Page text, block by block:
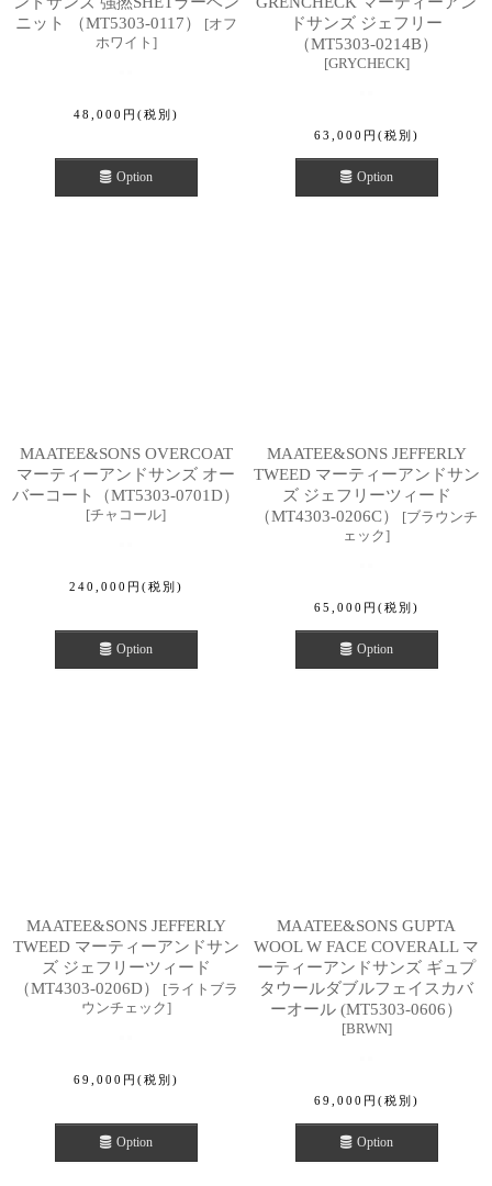
ニット （MT5303-0117）
[オフ
ホワイト ]
48,000 円 (税別)
Option
ドサンズ ジェフリー
（MT5303-0214B）
[GRYCHECK]
63,000 円 (税別)
Option
MAATEE&SONS OVERCOAT
マーティーアンドサンズ オー
バーコート（MT5303-0701D）
[チャコール]
240,000 円 (税別)
Option
MAATEE&SONS JEFFERLY
TWEED マーティーアンドサン
ズ ジェフリーツィード
（MT4303-0206C）
[ブラウンチ
ェック]
65,000 円 (税別)
Option
MAATEE&SONS JEFFERLY
TWEED マーティーアンドサン
ズ ジェフリーツィード
（MT4303-0206D）
[ライトブラ
ウンチェック]
69,000 円 (税別)
Option
MAATEE&SONS GUPTA
WOOL W FACE COVERALL マ
ーティーアンドサンズ ギュプ
タウールダブルフェイスカバ
ーオール (MT5303-0606）
[BRWN]
69,000 円 (税別)
Option